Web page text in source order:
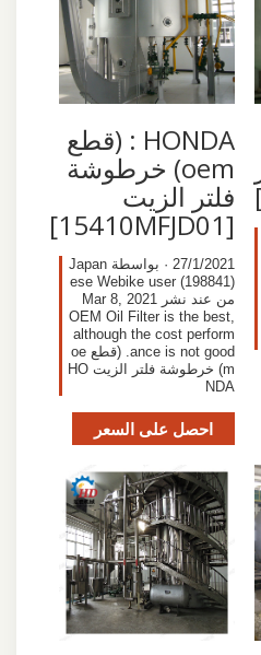
HONDA : (قطع
oem) خرطوشة
فلتر الزيت
[15410MFJD01]
27/1/2021 · بواسطة Japan
ese Webike user (198841)
من عند نشر Mar 8, 2021
OEM Oil Filter is the best,
although the cost perform
ance is not good. (قطع oe
m) خرطوشة فلتر الزيت HO
NDA
احصل على السعر